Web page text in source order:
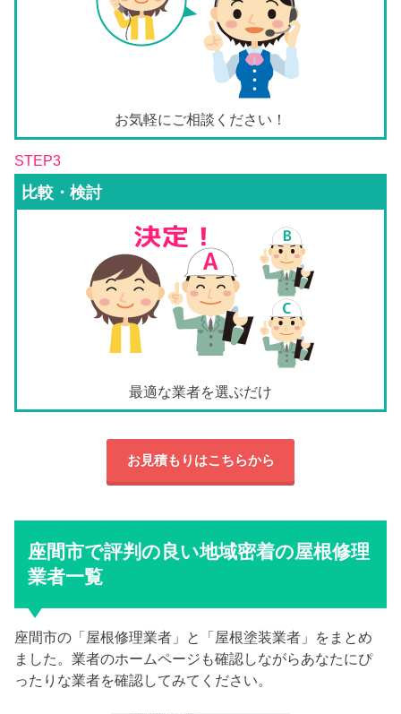
お気軽にご相談ください！
STEP3
比較・検討
最適な業者を選ぶだけ
お見積もりはこちらから
座間市で評判の良い地域密着の屋根修理
業者一覧
座間市の「屋根修理業者」と「屋根塗装業者」をまとめ
ました。業者のホームページも確認しながらあなたにぴ
ったりな業者を確認してみてください。